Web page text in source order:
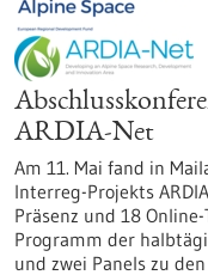
ARDIA-Net
Am 11. Mai fand in
Interreg-Projekts
Präsenz und 18
Programm der
und zwei Panels zu